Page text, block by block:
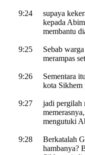
9:24
supaya
kepada
membantu
9:25
Sebab
merampas
9:26
Sementara
kota Sikhem
9:27
jadi pergilah
mengutuki
9:28
Berkatalah
hambanya?